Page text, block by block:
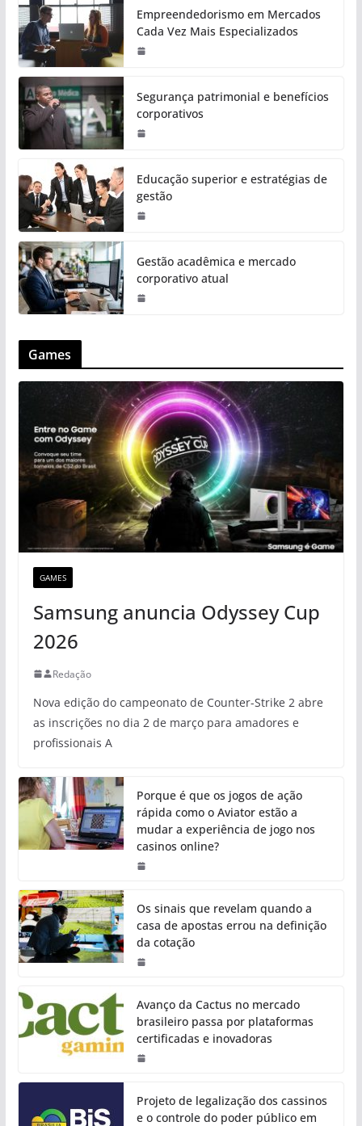
Empreendedorismo em Mercados
Cada Vez Mais Especializados
Segurança patrimonial e benefícios
corporativos
Educação superior e estratégias de
gestão
Gestão acadêmica e mercado
corporativo atual
Games
GAMES
Samsung anuncia Odyssey Cup
2026
Redação
Nova edição do campeonato de Counter-Strike 2 abre
as inscrições no dia 2 de março para amadores e
profissionais A
Porque é que os jogos de ação
rápida como o Aviator estão a
mudar a experiência de jogo nos
casinos online?
Os sinais que revelam quando a
casa de apostas errou na definição
da cotação
Avanço da Cactus no mercado
brasileiro passa por plataformas
certificadas e inovadoras
Projeto de legalização dos cassinos
e o controle do poder público em